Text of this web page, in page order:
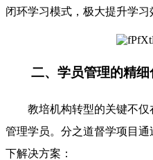
闭环学习模式，极大提升学习
二、学员管理的精
教培机构转型的关键不
管理学员。分之道督学项目
下解决方案：